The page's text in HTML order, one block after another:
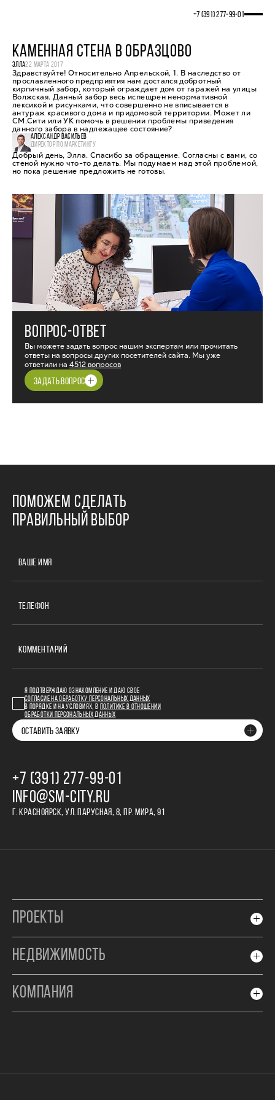
+7 (391) 277‒99‒01
КАМЕННАЯ СТЕНА В ОБРАЗЦОВО
ЭЛЛА22 МАРТА 2017
Здравствуйте! Относительно Апрельской, 1. В наследство от
прославленного предприятия нам достался добротный
кирпичный забор, который ограждает дом от гаражей на улицы
Волжская. Данный забор весь испещрен ненормативной
лексикой и рисунками, что совершенно не вписывается в
антураж красивого дома и придомовой территории. Может ли
СМ.Сити или УК помочь в решении проблемы приведения
данного забора в надлежащее состояние?
АЛЕКСАНДР ВАСИЛЬЕВ
ДИРЕКТОР ПО МАРКЕТИНГУ
Добрый день, Элла. Спасибо за обращение. Согласны с вами, со
стеной нужно что-то делать. Мы подумаем над этой проблемой,
но пока решение предложить не готовы.
ВОПРОС-ОТВЕТ
Вы можете задать вопрос нашим экспертам или прочитать
ответы на вопросы других посетителей сайта. Мы уже
ответили на 4512 вопросов
ЗАДАТЬ ВОПРОС
ПОМОЖЕМ СДЕЛАТЬ
ПРАВИЛЬНЫЙ ВЫБОР
ВАШЕ ИМЯ
ТЕЛЕФОН
КОММЕНТАРИЙ
Я ПОДТВЕРЖДАЮ ОЗНАКОМЛЕНИЕ И ДАЮ СВОЕ
СОГЛАСИЕ НА ОБРАБОТКУ ПЕРСОНАЛЬНЫХ ДАННЫХ
В ПОРЯДКЕ И НА УСЛОВИЯХ, В
ПОЛИТИКЕ В ОТНОШЕНИИ
ОБРАБОТКИ ПЕРСОНАЛЬНЫХ ДАННЫХ
ОСТАВИТЬ ЗАЯВКУ
+7 (391) 277‒99‒01
INFO@SM-CITY.RU
Г. КРАСНОЯРСК, УЛ. ПАРУСНАЯ, 8, ПР. МИРА, 91
ПРОЕКТЫ
НЕДВИЖИМОСТЬ
КОМПАНИЯ